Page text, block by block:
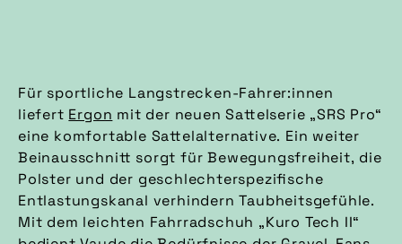
Für sportliche Langstrecken-Fahrer:innen
liefert Ergon mit der neuen Sattelserie „SRS Pro“
eine komfortable Sattelalternative. Ein weiter
Beinausschnitt sorgt für Bewegungsfreiheit, die
Polster und der geschlechterspezifische
Entlastungskanal verhindern Taubheitsgefühle.
Mit dem leichten Fahrradschuh „Kuro Tech II“